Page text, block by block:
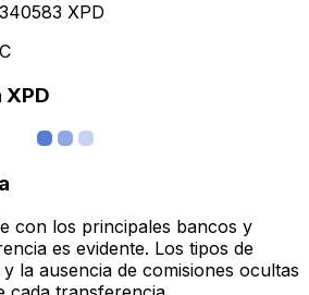
XPD
XPD
con los principales bancos y
es evidente. Los tipos de
la ausencia de comisiones ocultas